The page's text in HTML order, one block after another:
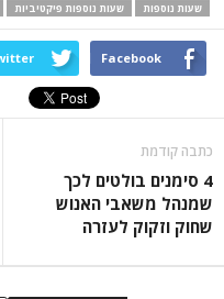
שעות נוספות
שעות נוספות פיקטיביות
Facebook
כתבה קודמת
4 סימנים בולטים לכך
שמנהל משאבי האנוש
שחוק וזקוק לעזרה